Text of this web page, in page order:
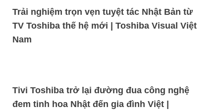
Trải nghiệm trọn vẹn tuyệt tác Nhật Bản từ
TV Toshiba thế hệ mới | Toshiba Visual Việt
Nam
Tivi Toshiba trở lại đường đua công nghệ
đem tinh hoa Nhật đến gia đình Việt |